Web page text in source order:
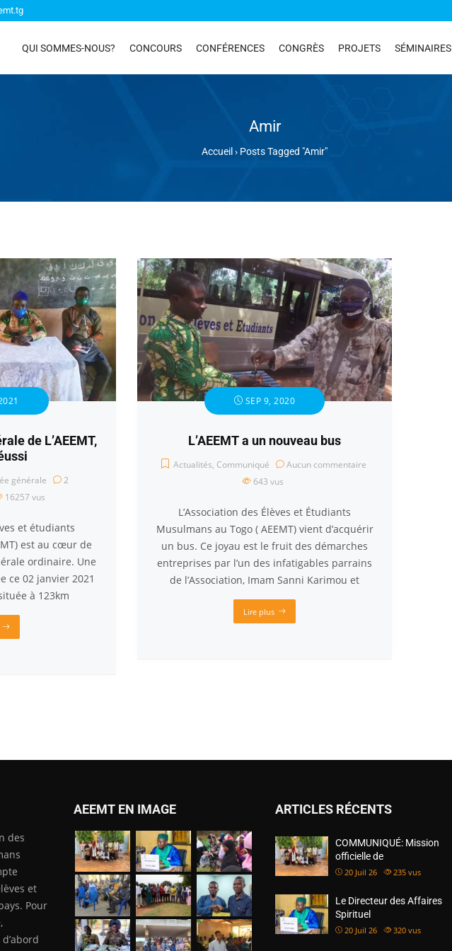
QUI SOMMES-NOUS? CONCOURS CONFÉRENCES CONGRÈS PROJETS SÉMINAIRES
Amir
Accueil › Posts Tagged "Amir"
de L’AEEMT,
générale
2
16257 vus
et étudiants
est au cœur de
ordinaire. Une
ce 02 janvier 2021
à 123km
SEP 9, 2020
L’AEEMT a un nouveau bus
Actualités, Communiqué
Aucun commentaire
643 vus
L’Association des Élèves et Étudiants
Musulmans au Togo ( AEEMT) vient d’acquérir
un bus. Ce joyau est le fruit des démarches
entreprises par l’un des infatigables parrains
de l’Association, Imam Sanni Karimou et
Lire plus
des
et
Pour
AEEMT EN IMAGE ARTICLES RÉCENTS
COMMUNIQUÉ: Mission
officielle de
20 Juil 26 235 vus
Le Directeur des Affaires
Spirituel
20 Juil 26 320 vus